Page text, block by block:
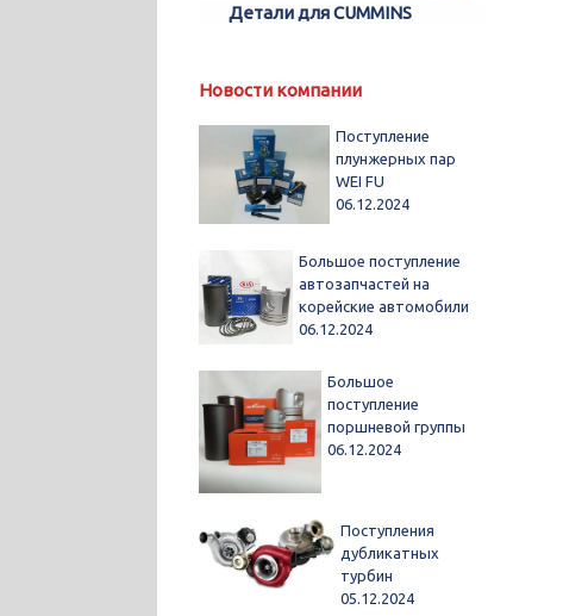
Детали для CUMMINS
Новости компании
Поступление
плунжерных пар
WEI FU
06.12.2024
Большое поступление
автозапчастей на
корейские автомобили
06.12.2024
Большое
поступление
поршневой группы
06.12.2024
Поступления
дубликатных
турбин
05.12.2024